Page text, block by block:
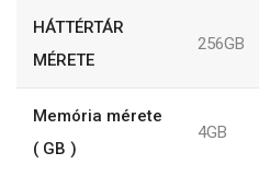
HÁTTÉRTÁR
MÉRETE
256GB
Memória mérete
( GB )
4GB